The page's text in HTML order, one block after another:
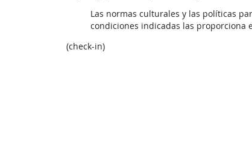
Las normas culturales y las políticas
condiciones indicadas las proporciona
(check-in)